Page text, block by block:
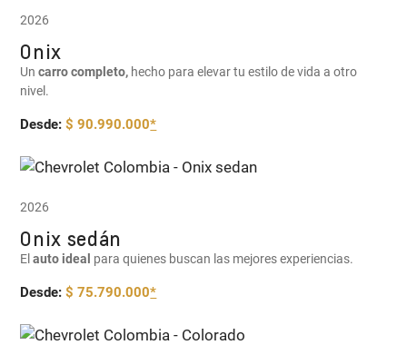
2026
Onix
Uncarro completo, hecho para elevar tu estilo de vida a otro
nivel.
Desde:$ 90.990.000*
2026
Onix sedán
Elauto ideal para quienes buscan las mejores experiencias.
Desde:$ 75.790.000*